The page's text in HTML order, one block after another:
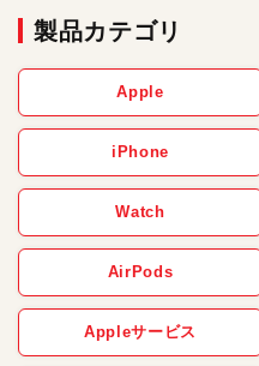
製品カテゴリ
Apple
iPhone
Watch
AirPods
Appleサービス